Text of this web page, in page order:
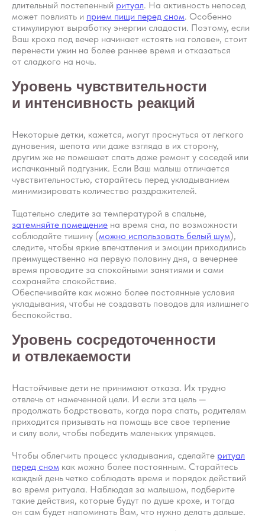
длительный постепенный ритуал. На активность непосед
может повлиять и прием пищи перед сном. Особенно
стимулируют выработку энергии сладости. Поэтому, если
Ваш кроха под вечер начинает «стоять на голове», стоит
перенести ужин на более раннее время и отказаться
от сладкого на ночь.
Уровень чувствительности
и интенсивность реакций
Некоторые детки, кажется, могут проснуться от легкого
дуновения, шепота или даже взгляда в их сторону,
другим же не помешает спать даже ремонт у соседей или
испачканный подгузник. Если Ваш малыш отличается
чувствительностью, старайтесь перед укладыванием
минимизировать количество раздражителей.
Тщательно следите за температурой в спальне,
затемняйте помещение на время сна, по возможности
соблюдайте тишину (можно использовать белый шум),
следите, чтобы яркие впечатления и эмоции приходились
преимущественно на первую половину дня, а вечернее
время проводите за спокойными занятиями и сами
сохраняйте спокойствие.
Обеспечивайте как можно более постоянные условия
укладывания, чтобы не создавать поводов для излишнего
беспокойства.
Уровень сосредоточенности
и отвлекаемости
Настойчивые дети не принимают отказа. Их трудно
отвлечь от намеченной цели. И если эта цель —
продолжать бодрствовать, когда пора спать, родителям
приходится призывать на помощь все свое терпение
и силу воли, чтобы победить маленьких упрямцев.
Чтобы облегчить процесс укладывания, сделайте ритуал
перед сном как можно более постоянным. Старайтесь
каждый день четко соблюдать время и порядок действий
во время ритуала. Наблюдая за малышом, подберите
такие действия, которые будут по душе крохе, и тогда
он сам будет напоминать Вам, что нужно делать дальше.